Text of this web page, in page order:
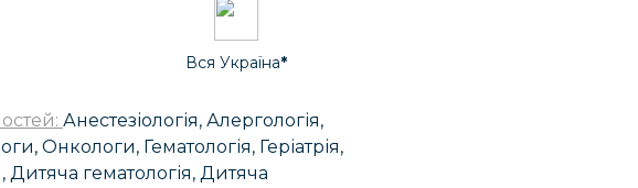
Вся Україна*
Анестезіологія, Алергологія,
Онкологи, Гематологія, Геріатрія,
Дитяча гематологія, Дитяча